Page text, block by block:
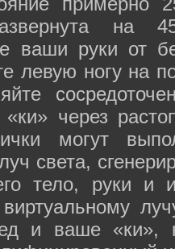
на
ваши руки от
левую ногу на
«ки» через
могут
света,
тело, руки и
и ваше «ки»,